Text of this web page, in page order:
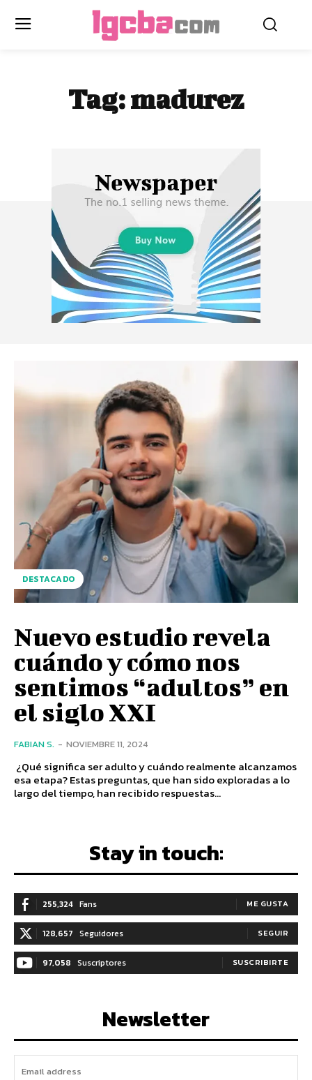
Tag:madurez
DESTACADO
Nuevo estudio revela
cuándo y cómo nos
sentimos “adultos” en
el siglo XXI
FABIAN S. - NOVIEMBRE 11, 2024
¿Qué significa ser adulto y cuándo realmente alcanzamos
esa etapa? Estas preguntas, que han sido exploradas a lo
largo del tiempo, han recibido respuestas...
Stay in touch:
255,324 Fans ME GUSTA
128,657 Seguidores SEGUIR
97,058 Suscriptores SUSCRIBIRTE
Newsletter